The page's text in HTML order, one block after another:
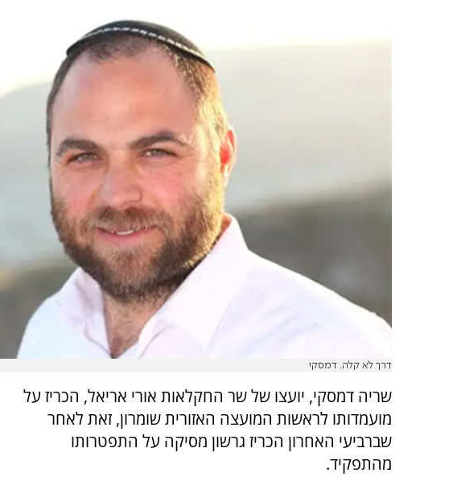
דרך לא קלה. דמסקי
שריה דמסקי, יועצו של שר החקלאות אורי אריאל, הכריז על
מועמדותו לראשות המועצה האזורית שומרון, זאת לאחר
שברביעי האחרון הכריז גרשון מסיקה על התפטרותו
מהתפקיד.